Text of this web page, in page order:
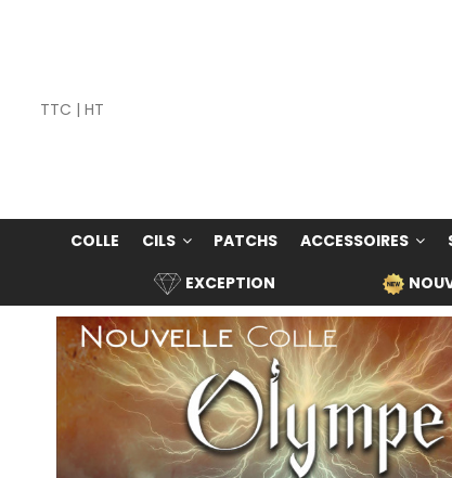
TTC | HT
COLLE CILS PATCHS ACCESSOIRES
EXCEPTION